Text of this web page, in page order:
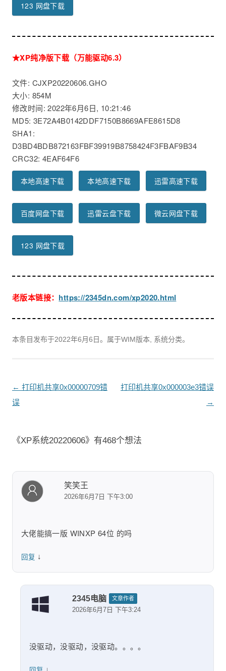
123 网盘下载
★XP纯净版下载（万能驱动6.3）
文件: CJXP20220606.GHO
大小: 854M
修改时间: 2022年6月6日, 10:21:46
MD5: 3E72A4B0142DDF7150B8669AFE8615D8
SHA1:
D3BD4BDB872163FBF39919B8758424F3FBAF9B34
CRC32: 4EAF64F6
本地高速下载 本地高速下载 迅雷高速下载
百度网盘下载 迅雷云盘下载 微云网盘下载
123 网盘下载
老版本链接： https://2345dn.com/xp2020.html
本条目发布于2022年6月6日。属于WIM版本, 系统分类。
文
章
← 打印机共享0x00000709错
误
打印机共享0x000003e3错误
→
《XP系统20220606》有468个想法
笑笑王
2026年6月7日 下午3:00
大佬能搞一版 WINXP 64位 的吗
回复 ↓
2345电脑 文章作者
2026年6月7日 下午3:24
没驱动，没驱动，没驱动。。。。